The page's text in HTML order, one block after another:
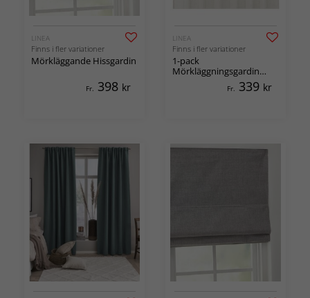
LINEA
Finns i fler variationer
Mörkläggande Hissgardin
Fr. 398 kr
LINEA
Finns i fler variationer
1-pack
Mörkläggningsgardin
Fr. 339 kr